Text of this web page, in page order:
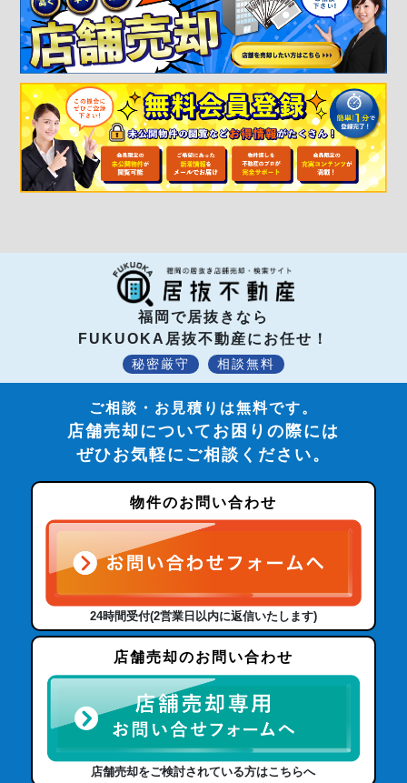
福岡で居抜きなら
FUKUOKA居抜不動産にお任せ！
秘密厳守 相談無料
ご相談・お見積りは無料です。
店舗売却についてお困りの際には
ぜひお気軽にご相談ください。
物件のお問い合わせ
24時間受付(2営業日以内に返信いたします)
店舗売却のお問い合わせ
店舗売却をご検討されている方はこちらへ